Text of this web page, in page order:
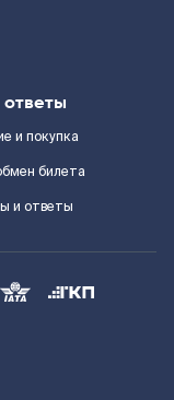
и покупка
билета
и ответы